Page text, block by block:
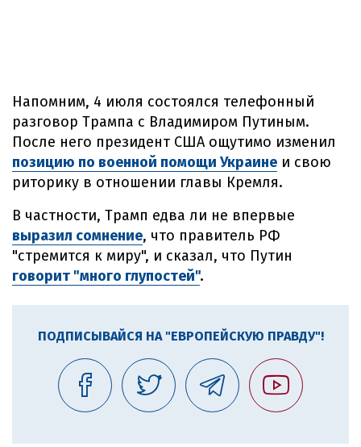
Напомним, 4 июля состоялся телефонный
разговор Трампа с Владимиром Путиным.
После него президент США ощутимо изменил
позицию по военной помощи Украине и свою
риторику в отношении главы Кремля.
В частности, Трамп едва ли не впервые
выразил сомнение, что правитель РФ
"стремится к миру", и сказал, что Путин
говорит "много глупостей".
ПОДПИСЫВАЙСЯ НА "ЕВРОПЕЙСКУЮ ПРАВДУ"!